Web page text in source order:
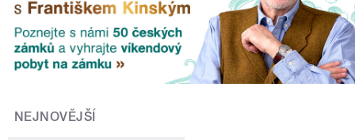
NEJNOVĚJŠÍ